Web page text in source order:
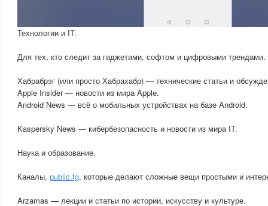
Технологии и IT.
Для тех, кто следит за гаджетами, софтом и цифровыми трендами.
Хабрабрэг (или просто Хабрахабр) — технические статьи и
Apple Insider — новости из мира Apple.
Android News — всё о мобильных устройствах на базе Android.
Kaspersky News — кибербезопасность и новости из мира IT.
Наука и образование.
Каналы, public.tg, которые делают сложные вещи простыми и
Arzamas — лекции и статьи по истории, искусству и культуре.